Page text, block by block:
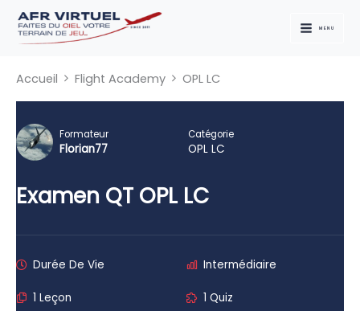
Aller
MENU
Accueil Flight Academy OPL LC
Formateur
Florian77
Catégorie
OPL LC
Examen QT OPL LC
Durée De Vie Intermédiaire
1 Leçon 1 Quiz